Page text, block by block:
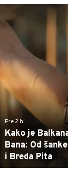
Pre 2 h
Kako je
Bana: Od
i Breda Pita